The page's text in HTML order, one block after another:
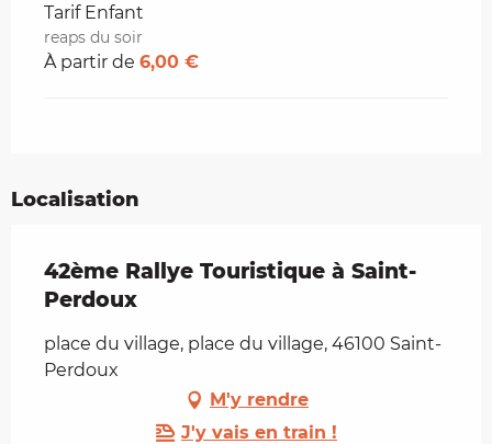
Tarif Enfant
reaps du soir
À partir de 6,00 €
Localisation
42ème Rallye Touristique à Saint-
Perdoux
place du village, place du village, 46100 Saint-
Perdoux
M'y rendre
J'y vais en train !